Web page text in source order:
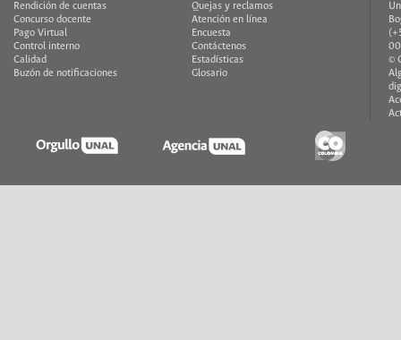
Rendición de cuentas
Concurso docente
Pago Virtual
Control interno
Calidad
Buzón de notificaciones
Quejas y reclamos
Atención en línea
Encuesta
Contáctenos
Estadísticas
Glosario
©